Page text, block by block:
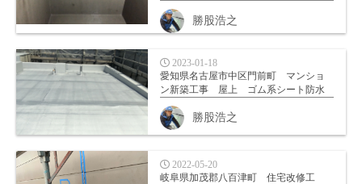
勝股浩之
2023-01-18
愛知県名古屋市中区門前町 マンショ
ン新築工事 屋上 ゴム系シート防水
勝股浩之
2022-05-20
岐阜県加茂郡八百津町 住宅改修工